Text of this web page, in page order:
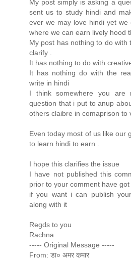
My post simply is asking a
sent us to study hindi and
ever we may love hindi yet
where we can earn lively hood
My post has nothing to do
clarify .
It has nothing to do with
It has nothing do with the
write in hindi
I think somewhere you are
question that i put to anup
others claibre in comaprison to
Even today most of us like our
to learn hindi to earn .
I hope this clarifies the issue
I have not published this
prior to your comment have
if you want i can publish
along with it
Regds to you
Rachna
----- Original Message -----
From: डा० अमर कुमार